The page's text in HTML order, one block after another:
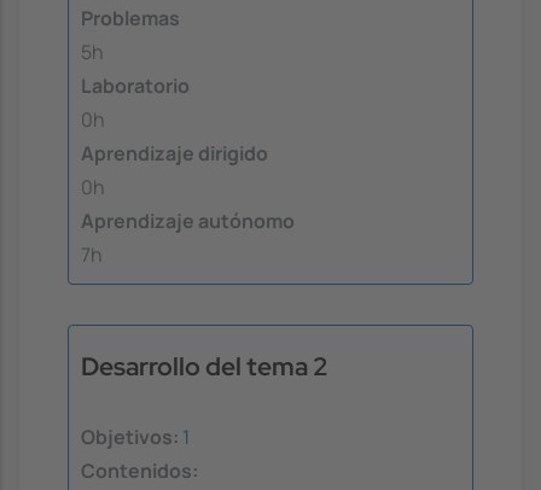
Problemas
5h
Laboratorio
0h
Aprendizaje dirigido
0h
Aprendizaje autónomo
7h
Desarrollo del tema 2
Objetivos: 1
Contenidos: